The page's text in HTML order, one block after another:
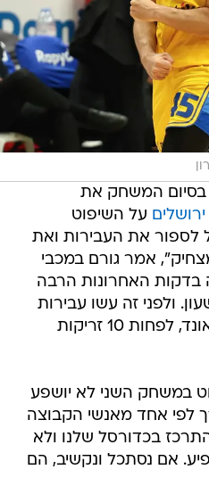
בסיום המשחק את
על השיפוט
את העבירות ואת
אמר גורם במכבי
בדקות האחרונות הרבה
ולפני זה עשו עבירות
בניסיון של לחץ אחרי ריבאונד, לפחות 10 זריקות
במשחק השני לא יושפע
לפי אחד מאנשי הקבוצה
בכדורסל שלנו ולא
אם נסתכל ונקשיב, הם